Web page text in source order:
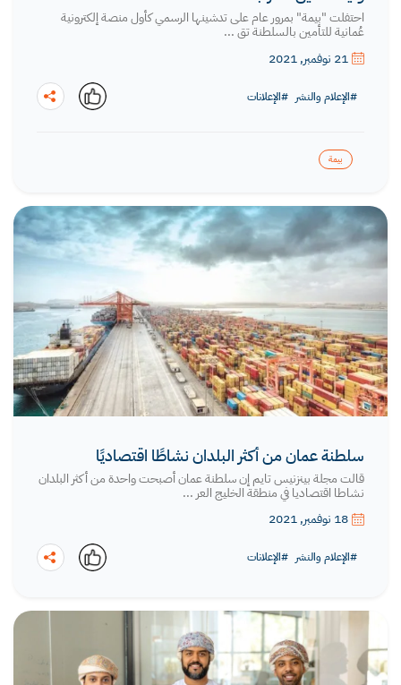
احتفلت "بيمة" بمرور عام على تدشينها الرسمي كأول منصة إلكترونية
عُمانية للتأمين بالسلطنة تق ...
21 نوفمبر, 2021
#الإعلام والنشر #الإعلانات
نسخ
بيمة
سلطنة عمان من أكثر البلدان نشاطًا اقتصاديًا
قالت مجلة بينزنيس تايم إن سلطنة عمان أصبحت واحدة من أكثر البلدان
نشاطا اقتصاديا في منطقة الخليج العر ...
18 نوفمبر, 2021
#الإعلام والنشر #الإعلانات